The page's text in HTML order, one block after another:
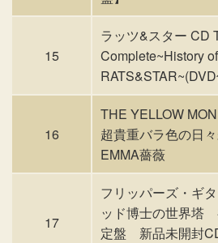
15
ラッツ&スター CD
Complete~History of
16
THE YELLOW
超貴重バラ色の日
EMMA薔薇
17
フリッパーズ・ギ
ッド博士の世界塔
定盤 新品未開封